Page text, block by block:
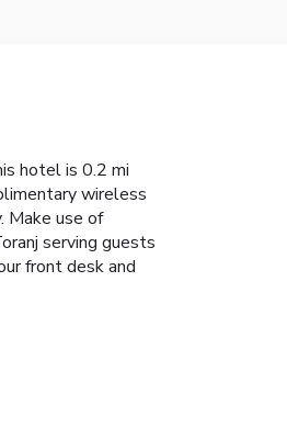
hotel is 0.2 mi
wireless
Make use of
serving guests
front desk and